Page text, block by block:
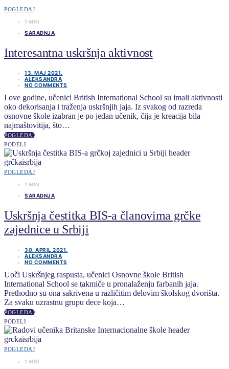
POGLEDAJ
1 MIN
SARADNJA
Interesantna uskršnja aktivnost
13. MAJ 2021.
ALEKSANDRA
NO COMMENTS
I ove godine, učenici British International School su imali aktivnosti
oko dekorisanja i traženja uskršnjih jaja. Iz svakog od razreda
osnovne škole izabran je po jedan učenik, čija je kreacija bila
najmaštovitija, što…
POGLEDAJ
PODELI
POGLEDAJ
1 MIN
SARADNJA
Uskršnja čestitka BIS-a članovima grčke
zajednice u Srbiji
30. APRIL 2021.
ALEKSANDRA
NO COMMENTS
Uoči Uskršnjeg raspusta, učenici Osnovne škole British
International School se takmiče u pronalaženju farbanih jaja.
Prethodno su ona sakrivena u različitim delovim školskog dvorišta.
Za svaku uzrastnu grupu dece koja…
POGLEDAJ
PODELI
POGLEDAJ
1 MIN